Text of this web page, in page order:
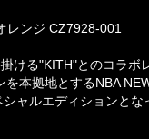
レンジ CZ7928-001
ける"KITH"とのコラボ
本拠地とするNBA
ャルエディションとな